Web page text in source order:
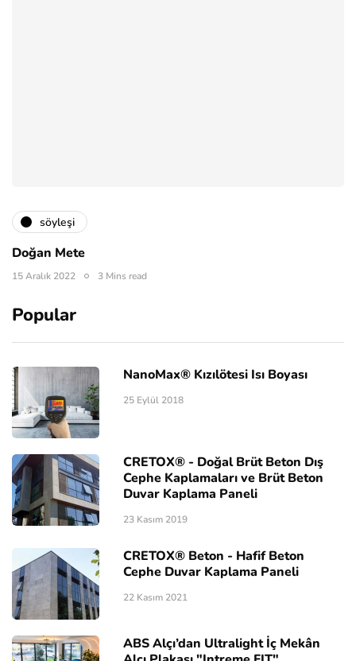
söyleşi
Doğan Mete
15 Aralık 2022 3 Mins read
Popular
NanoMax® Kızılötesi Isı Boyası
25 Eylül 2018
CRETOX® - Doğal Brüt Beton Dış
Cephe Kaplamaları ve Brüt Beton
Duvar Kaplama Paneli
23 Kasım 2019
CRETOX® Beton - Hafif Beton
Cephe Duvar Kaplama Paneli
22 Kasım 2021
ABS Alçı’dan Ultralight İç Mekân